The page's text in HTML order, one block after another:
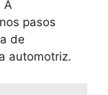
A
pasos
de
automotriz.